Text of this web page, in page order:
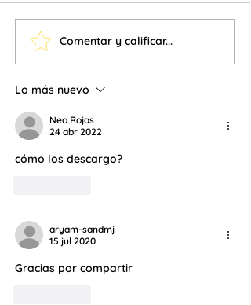
Lecturas de
comprensión
Comentar y calificar...
Lo más nuevo
Neo Rojas
24 abr 2022
cómo los descargo?
aryam-sandmj
15 jul 2020
Gracias por compartir